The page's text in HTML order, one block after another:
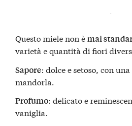
Questo miele non èmai
varietà e quantità di fiori
Sapore: dolce e setoso, con
mandorla.
Profumo: delicato e
vaniglia.